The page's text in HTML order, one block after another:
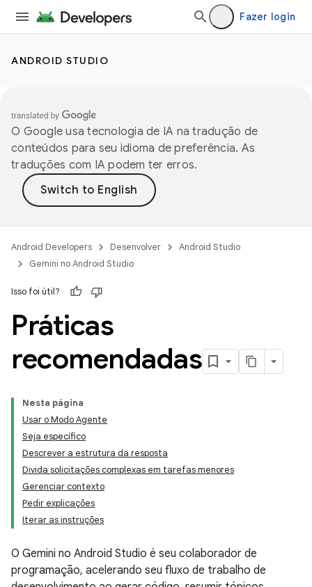
Fazer login
ANDROID STUDIO
O Google usa tecnologia de IA na tradução de
conteúdos para seu idioma de preferência. As
traduções com IA podem ter erros.
Android Developers Desenvolver
Android Studio
Gemini no Android Studio
Isso foi útil?
Práticas
recomendadas
Nesta página
Usar o Modo Agente
Seja específico
Descrever a estrutura da resposta
Divida solicitações complexas em tarefas menores
Gerenciar contexto
Pedir explicações
Iterar as instruções
O Gemini no Android Studio é seu colaborador de
programação, acelerando seu fluxo de trabalho de